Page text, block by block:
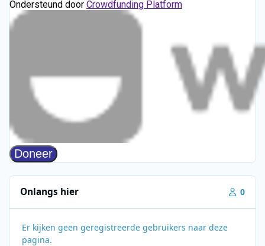
Onlangs hier 0
Er kijken geen geregistreerde gebruikers naar deze
pagina.